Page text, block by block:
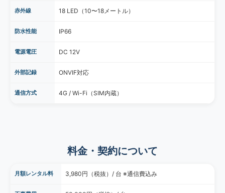
赤外線 18 LED（10〜18メートル）
防水性能 IP66
電源電圧 DC 12V
外部記録 ONVIF対応
通信方式 4G / Wi-Fi（SIM内蔵）
料金・契約について
月額レンタル料 3,980円（税抜）/ 台 ※通信費込み